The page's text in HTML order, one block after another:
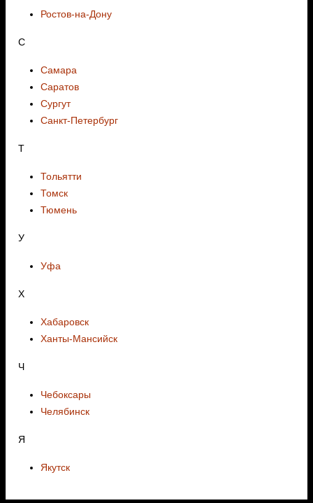
Ростов-на-Дону
С
Самара
Саратов
Сургут
Санкт-Петербург
Т
Тольятти
Томск
Тюмень
У
Уфа
Х
Хабаровск
Ханты-Мансийск
Ч
Чебоксары
Челябинск
Я
Якутск